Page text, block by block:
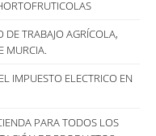
TRABAJO AGRÍCOLA,
MURCIA.
IMPUESTO ELECTRICO EN
PARA TODOS LOS